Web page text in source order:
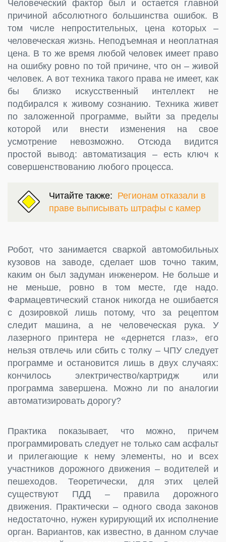
Человеческий фактор был и остается главной
причиной абсолютного большинства ошибок. В
том числе непростительных, цена которых –
человеческая жизнь. Неподъемная и неоплатная
цена. В то же время любой человек имеет право
на ошибку ровно по той причине, что он – живой
человек. А вот техника такого права не имеет, как
бы близко искусственный интеллект не
подбирался к живому сознанию. Техника живет
по заложенной программе, выйти за пределы
которой или внести изменения на свое
усмотрение невозможно. Отсюда видится
простой вывод: автоматизация – есть ключ к
совершенствованию любого процесса.
Читайте также: Регионам отказали в
праве выписывать штрафы с камер
Робот, что занимается сваркой автомобильных
кузовов на заводе, сделает шов точно таким,
каким он был задуман инженером. Не больше и
не меньше, ровно в том месте, где надо.
Фармацевтический станок никогда не ошибается
с дозировкой лишь потому, что за рецептом
следит машина, а не человеческая рука. У
лазерного принтера не «дернется глаз», его
нельзя отвлечь или сбить с толку – ЧПУ следует
программе и остановится лишь в двух случаях:
кончилось электричество/картридж или
программа завершена. Можно ли по аналогии
автоматизировать дорогу?
Практика показывает, что можно, причем
программировать следует не только сам асфальт
и прилегающие к нему элементы, но и всех
участников дорожного движения – водителей и
пешеходов. Теоретически, для этих целей
существуют ПДД – правила дорожного
движения. Практически – одного свода законов
недостаточно, нужен курирующий их исполнение
орган. Вариантов, как известно, в данном случае